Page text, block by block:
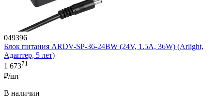
049396
Блок питания ARDV-SP-36-24BW (24V, 1.5A, 36W) (Arlight,
Адаптер, 5 лет)
1 67371
₽/шт
В наличии